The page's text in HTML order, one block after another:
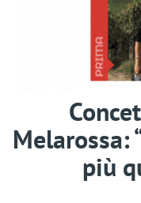
Melarossa:
più